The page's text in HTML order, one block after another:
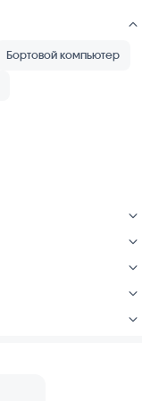
Бортовой компьютер